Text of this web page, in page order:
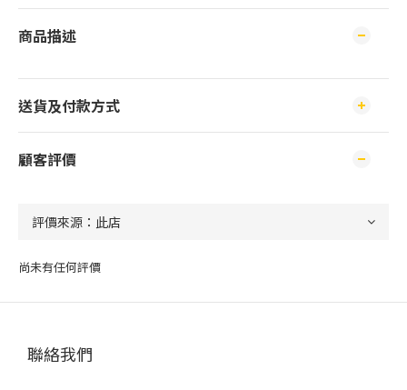
商品描述
送貨及付款方式
顧客評價
尚未有任何評價
聯絡我們